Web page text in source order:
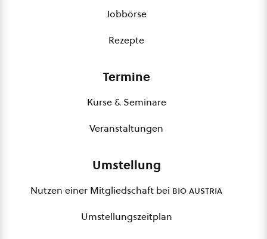
Jobbörse
Rezepte
Termine
Kurse & Seminare
Veranstaltungen
Umstellung
Nutzen einer Mitgliedschaft bei bio austria
Umstellungszeitplan